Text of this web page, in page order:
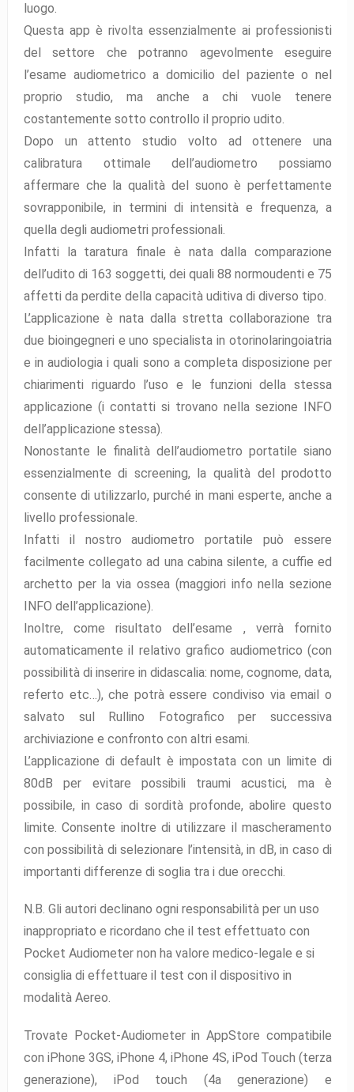
luogo.
Questa app è rivolta essenzialmente ai professionisti
del settore che potranno agevolmente eseguire
l’esame audiometrico a domicilio del paziente o nel
proprio studio, ma anche a chi vuole tenere
costantemente sotto controllo il proprio udito.
Dopo un attento studio volto ad ottenere una
calibratura ottimale dell’audiometro possiamo
affermare che la qualità del suono è perfettamente
sovrapponibile, in termini di intensità e frequenza, a
quella degli audiometri professionali.
Infatti la taratura finale è nata dalla comparazione
dell’udito di 163 soggetti, dei quali 88 normoudenti e 75
affetti da perdite della capacità uditiva di diverso tipo.
L’applicazione è nata dalla stretta collaborazione tra
due bioingegneri e uno specialista in otorinolaringoiatria
e in audiologia i quali sono a completa disposizione per
chiarimenti riguardo l’uso e le funzioni della stessa
applicazione (i contatti si trovano nella sezione INFO
dell’applicazione stessa).
Nonostante le finalità dell’audiometro portatile siano
essenzialmente di screening, la qualità del prodotto
consente di utilizzarlo, purché in mani esperte, anche a
livello professionale.
Infatti il nostro audiometro portatile può essere
facilmente collegato ad una cabina silente, a cuffie ed
archetto per la via ossea (maggiori info nella sezione
INFO dell’applicazione).
Inoltre, come risultato dell’esame , verrà fornito
automaticamente il relativo grafico audiometrico (con
possibilità di inserire in didascalia: nome, cognome, data,
referto etc…), che potrà essere condiviso via email o
salvato sul Rullino Fotografico per successiva
archiviazione e confronto con altri esami.
L’applicazione di default è impostata con un limite di
80dB per evitare possibili traumi acustici, ma è
possibile, in caso di sordità profonde, abolire questo
limite. Consente inoltre di utilizzare il mascheramento
con possibilità di selezionare l’intensità, in dB, in caso di
importanti differenze di soglia tra i due orecchi.
N.B. Gli autori declinano ogni responsabilità per un uso
inappropriato e ricordano che il test effettuato con
Pocket Audiometer non ha valore medico-legale e si
consiglia di effettuare il test con il dispositivo in
modalità Aereo.
Trovate Pocket-Audiometer in AppStore compatibile
con iPhone 3GS, iPhone 4, iPhone 4S, iPod Touch (terza
generazione), iPod touch (4a generazione) e